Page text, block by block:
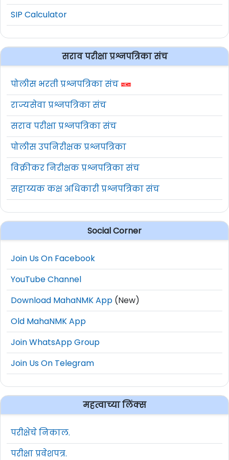
SIP Calculator
सराव परीक्षा प्रश्नपत्रिका संच
पोलीस भरती प्रश्नपत्रिका संच
राज्यसेवा प्रश्नपत्रिका संच
सराव परीक्षा प्रश्नपत्रिका संच
पोलीस उपनिरीक्षक प्रश्नपत्रिका
विक्रीकर निरीक्षक प्रश्नपत्रिका संच
सहाय्यक कक्ष अधिकारी प्रश्नपत्रिका संच
Social Corner
Join Us On Facebook
YouTube Channel
Download MahaNMK App (New)
Old MahaNMK App
Join WhatsApp Group
Join Us On Telegram
महत्वाच्या लिंक्स
परीक्षेचे निकाल.
परीक्षा प्रवेशपत्र.